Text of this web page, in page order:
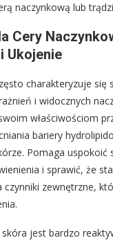
naczynkową lub
Cery
Ukojenie
charakteryzuje się
i widocznych
właściwościom
bariery
Pomaga uspokoić
i sprawić, że
czynniki zewnętrzne,
skóra jest bardzo